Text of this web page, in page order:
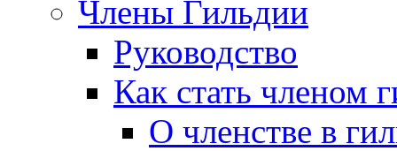
Члены Гильдии
Руководство
Как стать членом
О членстве в